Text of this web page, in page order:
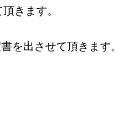
きます。
を出させて頂きます。